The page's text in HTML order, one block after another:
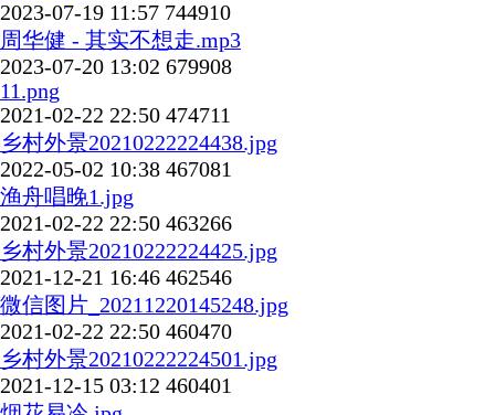
2023-07-19 11:57 744910
周华健 - 其实不想走.mp3
2023-07-20 13:02 679908
11.png
2021-02-22 22:50 474711
乡村外景20210222224438.jpg
2022-05-02 10:38 467081
渔舟唱晚1.jpg
2021-02-22 22:50 463266
乡村外景20210222224425.jpg
2021-12-21 16:46 462546
微信图片_20211220145248.jpg
2021-02-22 22:50 460470
乡村外景20210222224501.jpg
2021-12-15 03:12 460401